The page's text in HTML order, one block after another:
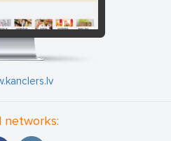
networks: